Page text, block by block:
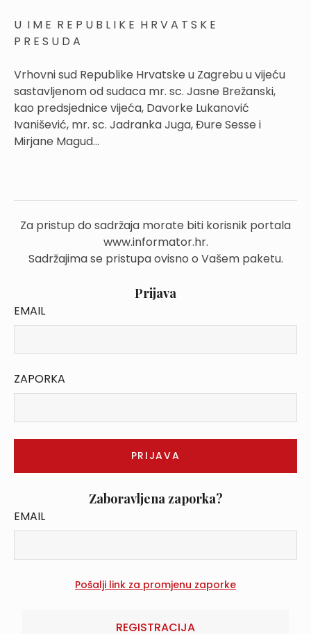
U I M E R E P U B L I K E H R V A T S K E
P R E S U D A
Vrhovni sud Republike Hrvatske u Zagrebu u vijeću
sastavljenom od sudaca mr. sc. Jasne Brežanski,
kao predsjednice vijeća, Davorke Lukanović
Ivanišević, mr. sc. Jadranka Juga, Đure Sesse i
Mirjane Magud...
Za pristup do sadržaja morate biti korisnik portala
www.informator.hr.
Sadržajima se pristupa ovisno o Vašem paketu.
Prijava
EMAIL
ZAPORKA
Zaboravljena zaporka?
EMAIL
REGISTRACIJA